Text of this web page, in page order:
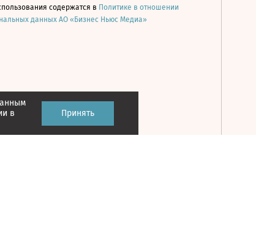
в
Принять
содержатся в Политике в отношении
данных АО «Бизнес Ньюс Медиа»